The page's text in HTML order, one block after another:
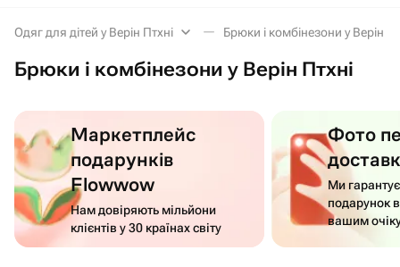
Одяг для дітей у Верін Птхні Брюки і комбінезони у Верін
Брюки і комбінезони у Верін Птхні
Маркетплейс
подарунків
Flowwow
Нам довіряють мільйони
клієнтів у 30 країнах світу
Фото
Ми
подарунок
вашим